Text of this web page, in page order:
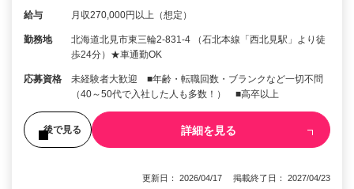
給与 月収270,000円以上（想定）
勤務地
北海道北見市東三輪2-831-4 （石北本線「西北見駅」より徒
歩24分）★車通勤OK
応募資格
未経験者大歓迎 ■年齢・転職回数・ブランクなど一切不問
（40～50代で入社した人も多数！） ■高卒以上
後で見る 詳細を見る
更新日： 2026/04/17 掲載終了日： 2027/04/23